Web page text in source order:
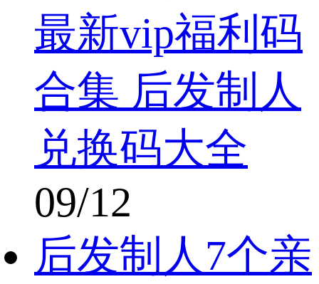
最新vip福利码
合集 后发制人
兑换码大全
09/12
后发制人7个亲